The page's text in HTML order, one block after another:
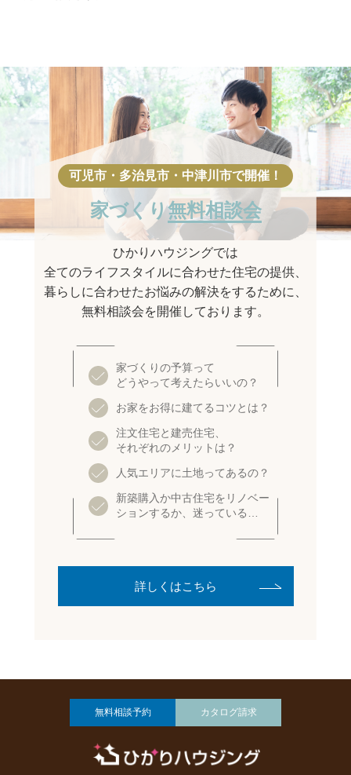
家づくり無料相談会
ひかりハウジングでは
全てのライフスタイルに合わせた住宅の提供、
暮らしに合わせたお悩みの解決をするために、
無料相談会を開催しております。
家づくりの予算って
どうやって考えたらいいの？
お家をお得に建てるコツとは？
注文住宅と建売住宅、
それぞれのメリットは？
人気エリアに土地ってあるの？
新築購入か中古住宅をリノベー
ションするか、迷っている…
詳しくはこちら
無料相談予約 カタログ請求